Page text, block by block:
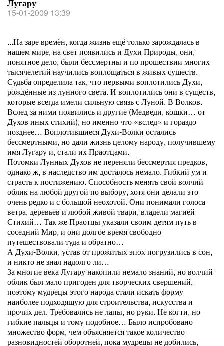
15-01-2009 13:39
...На заре времён, когда жизнь ещё только зарождалась в
нашем мире, на свет появились и Духи Природы, они,
понятное дело, были бессмертны и по прошествии многих
тысячелетий научились воплощаться в живых существ.
Судьба определила так, что первыми воплотились Духи,
рождённые из лунного света. И воплотились они в существ,
которые всегда имели сильную связь с Луной. В Волков.
Вслед за ними появились и другие (Медведи, кошки… от
Духов иных стихий), но именно что «вслед» и гораздо
позднее… Воплотившиеся Духи-Волки остались
бессмертными, но дали жизнь целому народу, получившему
имя Лугару и, стали их Праотцами.
Потомки Лунных Духов не переняли бессмертия предков,
однако ж, в наследство им досталось немало. Гибкий ум и
страсть к постижению. Способность менять свой волчий
облик на любой другой по выбору, хотя они делали это
очень редко и с большой неохотой. Они понимали голоса
ветра, деревьев и любой живой твари, владели магией
Стихий… Так же Праотцы указали своим детям путь в
соседний Мир, и они долгое время свободно
путешествовали туда и обратно…
А Духи-Волки, устав от прожитых эпох погрузились в сон,
и никто не знал надолго ли…
За многие века Лугару накопили немало знаний, но волчий
облик был мало пригоден для творческих свершений,
поэтому мудрецы этого народа стали искать форму
наиболее подходящую для строительства, искусства и
прочих дел. Требовались не лапы, но руки. Не когти, но
гибкие пальцы и тому подобное… Было испробовано
множество форм, чем объясняется такое количество
разновидностей оборотней, пока мудрецы не добились,